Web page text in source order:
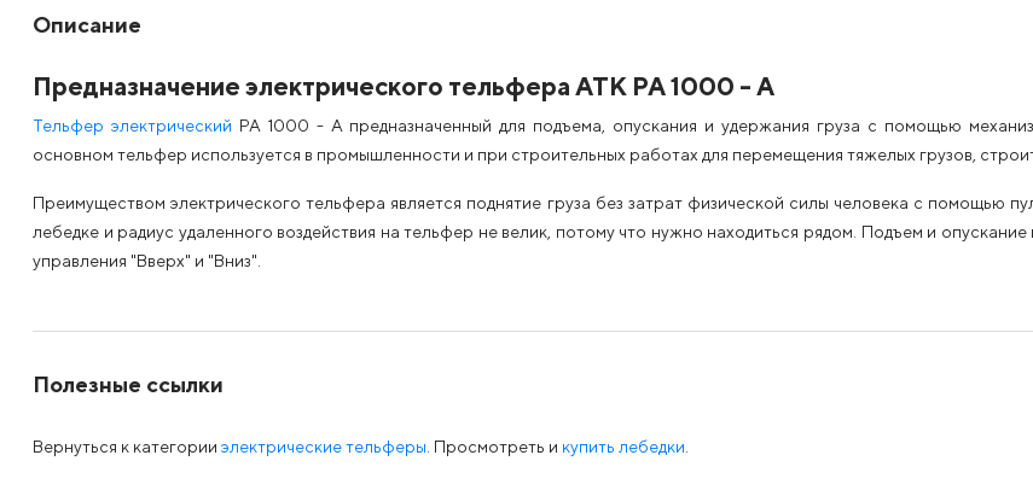
Описание
Предназначение электрического тельфера АТК РА 1000 - А
Тельфер электрический РА 1000 - А предназначенный для подъема, опускания и удержания груза с помощью
основном тельфер используется в промышленности и при строительных работах для перемещения тяжелых грузов,
Преимуществом электрического тельфера является поднятие груза без затрат физической силы человека с помощью
лебедке и радиус удаленного воздействия на тельфер не велик, потому что нужно находиться рядом. Подъем и
управления "Вверх" и "Вниз".
Полезные ссылки
Вернуться к категории электрические тельферы . Просмотреть и купить лебедки